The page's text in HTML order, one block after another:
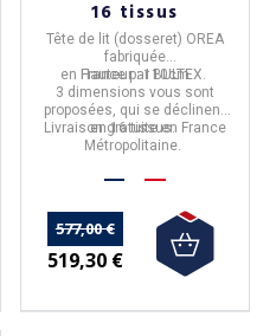
16 tissus
Tête de lit (dosseret) OREA
fabriquée
en Francepar BULTEX.
Hauteur :110cm
3 dimensions vous sont
proposées, qui se déclinent
en16 tissus.
Livraison gratuite en France
Métropolitaine.
577,00 €
519,30 €